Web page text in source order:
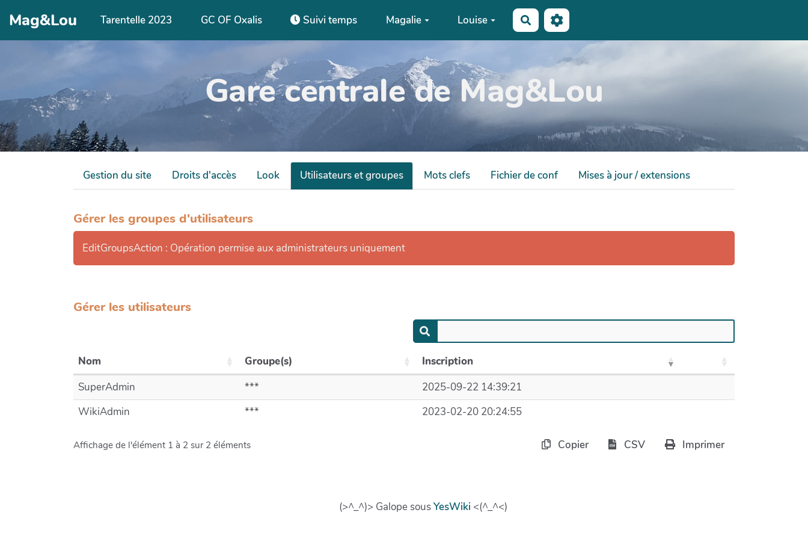
Aller au contenu principal
Mag&Lou Tarentelle 2023 GC OF Oxalis Suivi temps Magalie Louise Rechercher
Gare centrale de Mag&Lou
Gestion du site Droits d'accès Look Utilisateurs et groupes Mots clefs Fichier de conf Mises à jour / extensions
Gérer les groupes d'utilisateurs
EditGroupsAction : Opération permise aux administrateurs uniquement
Gérer les utilisateurs
Nom Groupe(s)
Inscription
SuperAdmin
***
2025-09-22 14:39:21
WikiAdmin
*** 2023-02-20 20:24:55
Affichage de l'élément 1 à 2 sur 2 éléments Copier CSV Imprimer
(>^_^)> Galope sousYesWiki <(^_^<)